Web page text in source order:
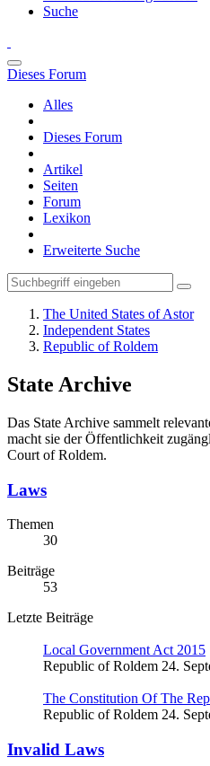
Suche
Dieses Forum
Alles
Dieses Forum
Artikel
Seiten
Forum
Lexikon
Erweiterte Suche
The United States of Astor
Independent States
Republic of Roldem
State Archive
Das State Archive sammelt
macht sie der Öffentlichkeit
Court of Roldem.
Laws
Themen
30
Beiträge
53
Letzte Beiträge
Local Government Act 2015
Republic of Roldem 24.
The Constitution Of The
Republic of Roldem 24.
Invalid Laws